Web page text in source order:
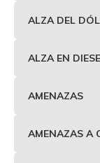
ALZA DEL
ALZA EN
AMENAZAS
AMENAZAS A